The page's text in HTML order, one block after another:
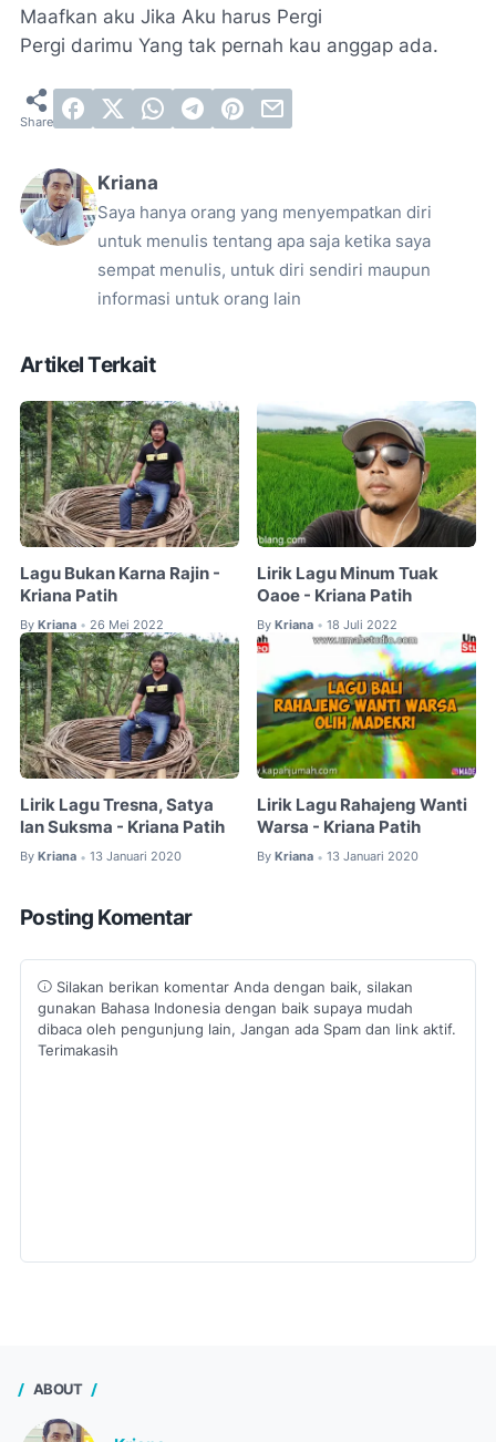
Maafkan aku Jika Aku harus Pergi
Pergi darimu Yang tak pernah kau anggap ada.
Kriana
Saya hanya orang yang menyempatkan diri
untuk menulis tentang apa saja ketika saya
sempat menulis, untuk diri sendiri maupun
informasi untuk orang lain
Artikel Terkait
Lagu Bukan Karna Rajin -
Kriana Patih
By Kriana • 26 Mei 2022
Lirik Lagu Minum Tuak
Oaoe - Kriana Patih
By Kriana • 18 Juli 2022
Lirik Lagu Tresna, Satya
lan Suksma - Kriana Patih
By Kriana • 13 Januari 2020
Lirik Lagu Rahajeng Wanti
Warsa - Kriana Patih
By Kriana • 13 Januari 2020
Posting Komentar
Silakan berikan komentar Anda dengan baik, silakan
gunakan Bahasa Indonesia dengan baik supaya mudah
dibaca oleh pengunjung lain, Jangan ada Spam dan link aktif.
Terimakasih
ABOUT